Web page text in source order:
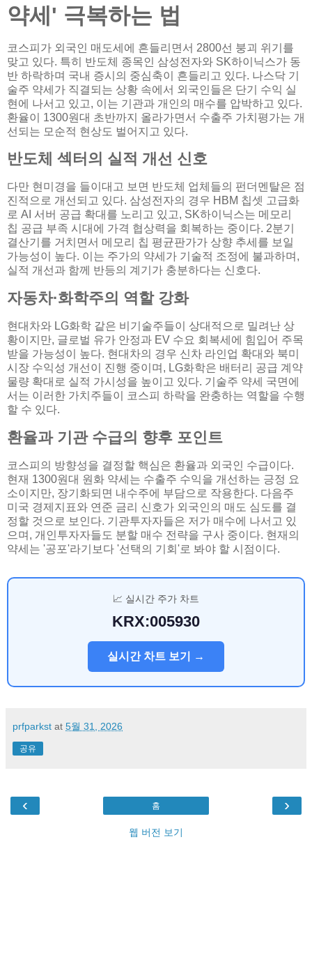
약세' 극복하는 법
코스피가 외국인 매도세에 흔들리면서 2800선 붕괴 위기를
맞고 있다. 특히 반도체 종목인 삼성전자와 SK하이닉스가 동
반 하락하며 국내 증시의 중심축이 흔들리고 있다. 나스닥 기
술주 약세가 직결되는 상황 속에서 외국인들은 단기 수익 실
현에 나서고 있고, 이는 기관과 개인의 매수를 압박하고 있다.
환율이 1300원대 초반까지 올라가면서 수출주 가치평가는 개
선되는 모순적 현상도 벌어지고 있다.
반도체 섹터의 실적 개선 신호
다만 현미경을 들이대고 보면 반도체 업체들의 펀더멘탈은 점
진적으로 개선되고 있다. 삼성전자의 경우 HBM 칩셋 고급화
로 AI 서버 공급 확대를 노리고 있고, SK하이닉스는 메모리
칩 공급 부족 시대에 가격 협상력을 회복하는 중이다. 2분기
결산기를 거치면서 메모리 칩 평균판가가 상향 추세를 보일
가능성이 높다. 이는 주가의 약세가 기술적 조정에 불과하며,
실적 개선과 함께 반등의 계기가 충분하다는 신호다.
자동차·화학주의 역할 강화
현대차와 LG화학 같은 비기술주들이 상대적으로 밀려난 상
황이지만, 글로벌 유가 안정과 EV 수요 회복세에 힘입어 주목
받을 가능성이 높다. 현대차의 경우 신차 라인업 확대와 북미
시장 수익성 개선이 진행 중이며, LG화학은 배터리 공급 계약
물량 확대로 실적 가시성을 높이고 있다. 기술주 약세 국면에
서는 이러한 가치주들이 코스피 하락을 완충하는 역할을 수행
할 수 있다.
환율과 기관 수급의 향후 포인트
코스피의 방향성을 결정할 핵심은 환율과 외국인 수급이다.
현재 1300원대 원화 약세는 수출주 수익을 개선하는 긍정 요
소이지만, 장기화되면 내수주에 부담으로 작용한다. 다음주
미국 경제지표와 연준 금리 신호가 외국인의 매도 심도를 결
정할 것으로 보인다. 기관투자자들은 저가 매수에 나서고 있
으며, 개인투자자들도 분할 매수 전략을 구사 중이다. 현재의
약세는 '공포'라기보다 '선택의 기회'로 봐야 할 시점이다.
📈 실시간 주가 차트
KRX:005930
실시간 차트 보기 →
prfparkst at 5월 31, 2026
공유
‹ ›
홈
웹 버전 보기